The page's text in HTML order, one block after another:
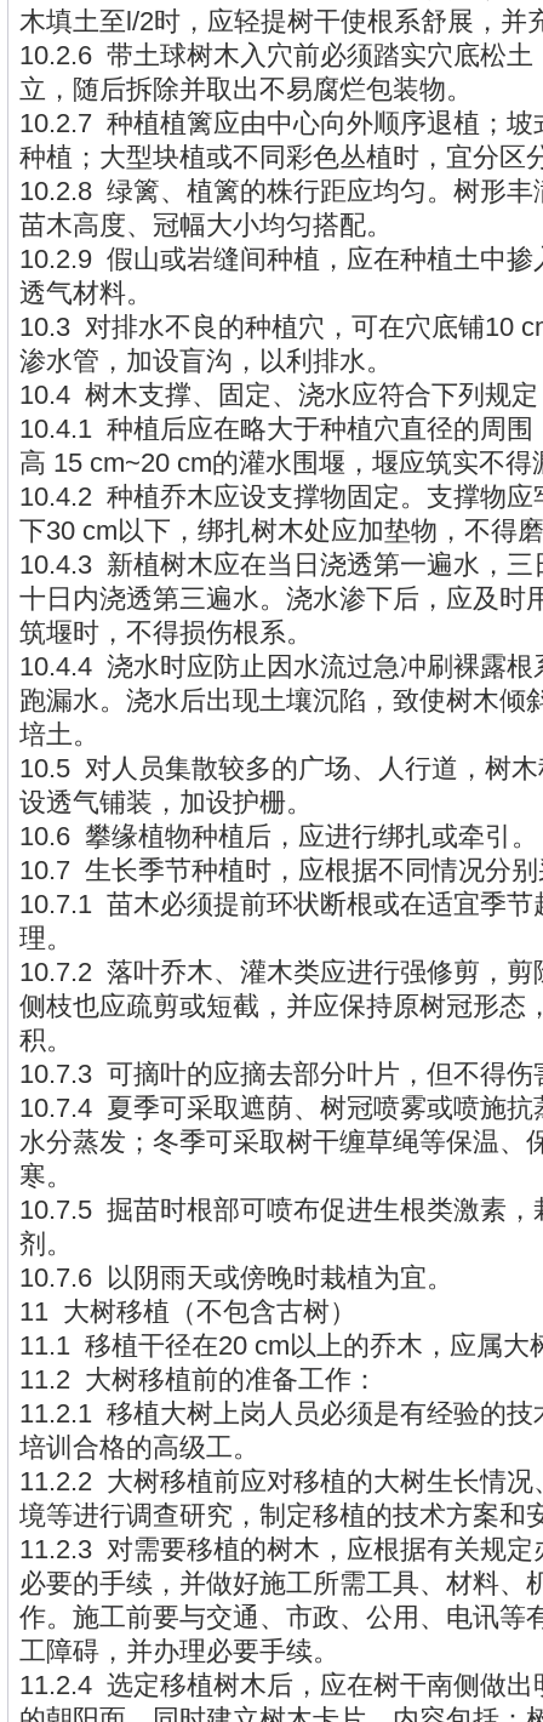
木填土至l/2时，应轻提树干使根系舒展，并
10.2.6 带土球树木入穴前必须踏实穴底松土
立，随后拆除并取出不易腐烂包装物。
10.2.7 种植植篱应由中心向外顺序退植；坡
种植；大型块植或不同彩色丛植时，宜分区
10.2.8 绿篱、植篱的株行距应均匀。树形丰
苗木高度、冠幅大小均匀搭配。
10.2.9 假山或岩缝间种植，应在种植土中掺
透气材料。
10.3 对排水不良的种植穴，可在穴底铺10
渗水管，加设盲沟，以利排水。
10.4 树木支撑、固定、浇水应符合下列规
10.4.1 种植后应在略大于种植穴直径的周围
高 15 cm~20 cm的灌水围堰，堰应筑实不得
10.4.2 种植乔木应设支撑物固定。支撑物应
下30 cm以下，绑扎树木处应加垫物，不得
10.4.3 新植树木应在当日浇透第一遍水，三
十日内浇透第三遍水。浇水渗下后，应及时
筑堰时，不得损伤根系。
10.4.4 浇水时应防止因水流过急冲刷裸露根
跑漏水。浇水后出现土壤沉陷，致使树木倾
培土。
10.5 对人员集散较多的广场、人行道，树
设透气铺装，加设护栅。
10.6 攀缘植物种植后，应进行绑扎或牵引。
10.7 生长季节种植时，应根据不同情况分
10.7.1 苗木必须提前环状断根或在适宜季节
理。
10.7.2 落叶乔木、灌木类应进行强修剪，剪
侧枝也应疏剪或短截，并应保持原树冠形态
积。
10.7.3 可摘叶的应摘去部分叶片，但不得伤
10.7.4 夏季可采取遮荫、树冠喷雾或喷施抗
水分蒸发；冬季可采取树干缠草绳等保温、
寒。
10.7.5 掘苗时根部可喷布促进生根类激素，
剂。
10.7.6 以阴雨天或傍晚时栽植为宜。
11 大树移植（不包含古树）
11.1 移植干径在20 cm以上的乔木，应属大
11.2 大树移植前的准备工作：
11.2.1 移植大树上岗人员必须是有经验的技
培训合格的高级工。
11.2.2 大树移植前应对移植的大树生长情况
境等进行调查研究，制定移植的技术方案和
11.2.3 对需要移植的树木，应根据有关规定
必要的手续，并做好施工所需工具、材料、
作。施工前要与交通、市政、公用、电讯等
工障碍，并办理必要手续。
11.2.4 选定移植树木后，应在树干南侧做出